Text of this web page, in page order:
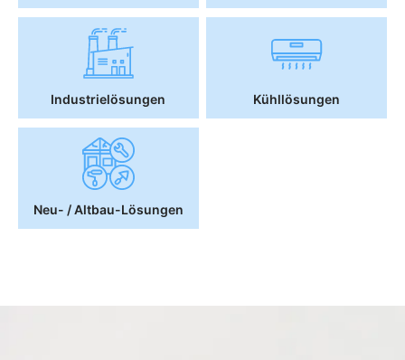
Industrielösungen Kühllösungen
Neu- / Altbau-Lösungen